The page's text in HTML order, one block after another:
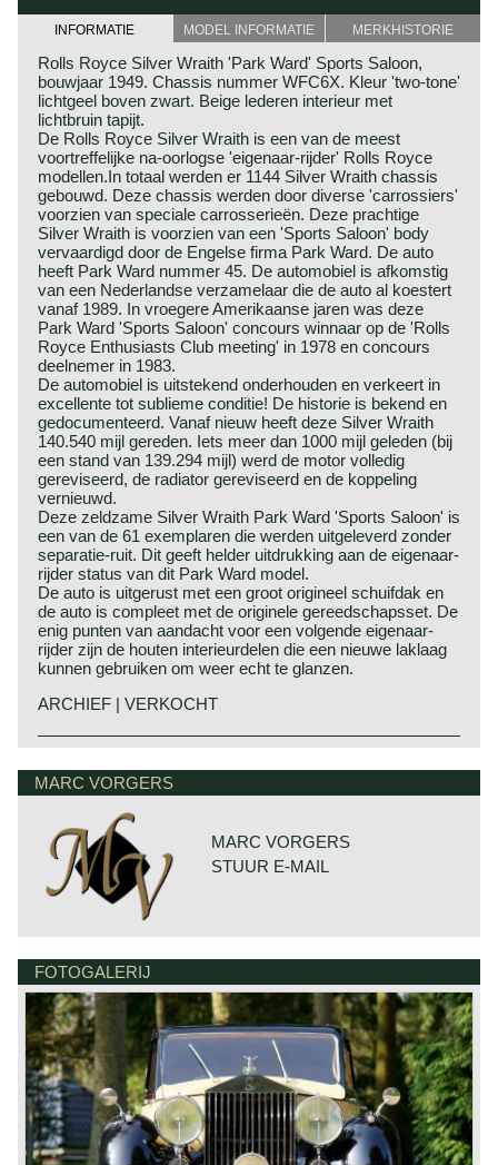
INFORMATIE MODEL INFORMATIE MERKHISTORIE
Rolls Royce Silver Wraith 'Park Ward' Sports Saloon,
bouwjaar 1949. Chassis nummer WFC6X. Kleur 'two-tone'
lichtgeel boven zwart. Beige lederen interieur met
lichtbruin tapijt.
De Rolls Royce Silver Wraith is een van de meest
voortreffelijke na-oorlogse 'eigenaar-rijder' Rolls Royce
modellen.In totaal werden er 1144 Silver Wraith chassis
gebouwd. Deze chassis werden door diverse 'carrossiers'
voorzien van speciale carrosserieën. Deze prachtige
Silver Wraith is voorzien van een 'Sports Saloon' body
vervaardigd door de Engelse firma Park Ward. De auto
heeft Park Ward nummer 45. De automobiel is afkomstig
van een Nederlandse verzamelaar die de auto al koestert
vanaf 1989. In vroegere Amerikaanse jaren was deze
Park Ward 'Sports Saloon' concours winnaar op de 'Rolls
Royce Enthusiasts Club meeting' in 1978 en concours
deelnemer in 1983.
De automobiel is uitstekend onderhouden en verkeert in
excellente tot sublieme conditie! De historie is bekend en
gedocumenteerd. Vanaf nieuw heeft deze Silver Wraith
140.540 mijl gereden. Iets meer dan 1000 mijl geleden (bij
een stand van 139.294 mijl) werd de motor volledig
gereviseerd, de radiator gereviseerd en de koppeling
vernieuwd.
Deze zeldzame Silver Wraith Park Ward 'Sports Saloon' is
een van de 61 exemplaren die werden uitgeleverd zonder
separatie-ruit. Dit geeft helder uitdrukking aan de eigenaar-
rijder status van dit Park Ward model.
De auto is uitgerust met een groot origineel schuifdak en
de auto is compleet met de originele gereedschapsset. De
enig punten van aandacht voor een volgende eigenaar-
rijder zijn de houten interieurdelen die een nieuwe laklaag
kunnen gebruiken om weer echt te glanzen.
ARCHIEF | VERKOCHT
Rolls Royce Silver Wraith sports saloon
MARC VORGERS
MARC VORGERS
STUUR E-MAIL
FOTOGALERIJ